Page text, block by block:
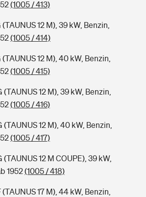
(1005 / 413)
(TAUNUS 12 M), 39 kW, Benzin,
(1005 / 414)
(TAUNUS 12 M), 40 kW, Benzin,
(1005 / 415)
(TAUNUS 12 M), 39 kW, Benzin,
(1005 / 416)
(TAUNUS 12 M), 40 kW, Benzin,
(1005 / 417)
(TAUNUS 12 M COUPE), 39 kW,
1952(1005 / 418)
(TAUNUS 17 M), 44 kW, Benzin,